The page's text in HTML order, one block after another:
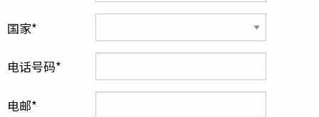
国家
电话号码
电邮